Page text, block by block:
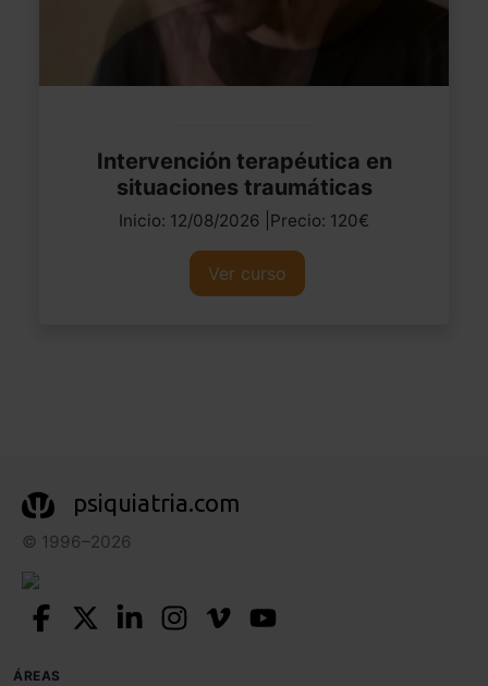
Intervención terapéutica en
situaciones traumáticas
Inicio: 12/08/2026 |Precio: 120€
Ver curso
psiquiatria.com
© 1996–2026
ÁREAS